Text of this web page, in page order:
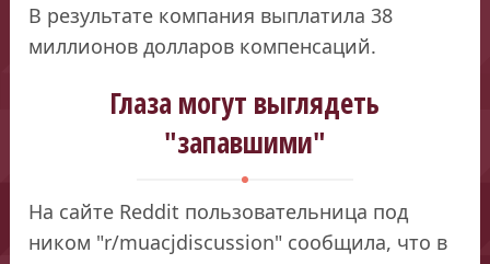
В результате компания выплатила 38
миллионов долларов компенсаций.
Глаза могут выглядеть
"запавшими"
На сайте Reddit пользовательница под
ником "r/muacjdiscussion" сообщила, что в